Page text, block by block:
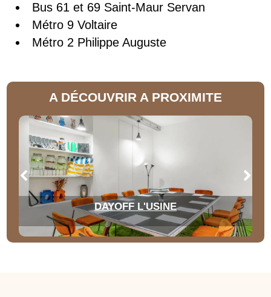
Bus 61 et 69 Saint-Maur Servan
Métro 9 Voltaire
Métro 2 Philippe Auguste
A DÉCOUVRIR A PROXIMITE
DAYOFF L'USINE